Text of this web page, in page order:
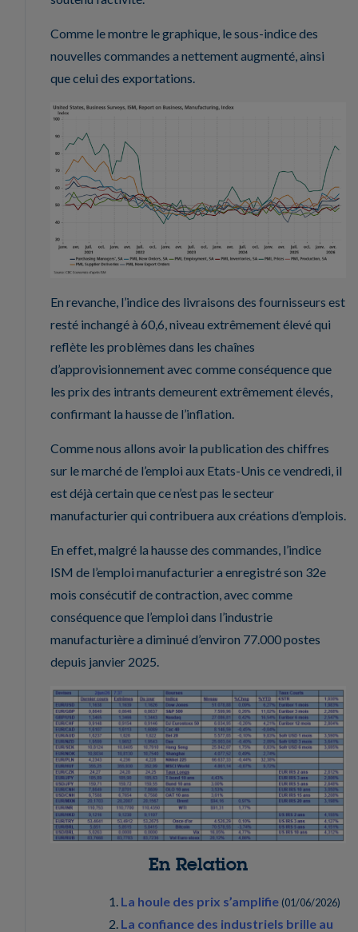
Comme le montre le graphique, le sous-indice des
nouvelles commandes a nettement augmenté, ainsi
que celui des exportations.
En revanche, l’indice des livraisons des fournisseurs est
resté inchangé à 60,6, niveau extrêmement élevé qui
reflète les problèmes dans les chaînes
d’approvisionnement avec comme conséquence que
les prix des intrants demeurent extrêmement élevés,
confirmant la hausse de l’inflation.
Comme nous allons avoir la publication des chiffres
sur le marché de l’emploi aux Etats-Unis ce vendredi, il
est déjà certain que ce n’est pas le secteur
manufacturier qui contribuera aux créations d’emplois.
En effet, malgré la hausse des commandes, l’indice
ISM de l’emploi manufacturier a enregistré son 32e
mois consécutif de contraction, avec comme
conséquence que l’emploi dans l’industrie
manufacturière a diminué d’environ 77.000 postes
depuis janvier 2025.
En Relation
La houle des prix s’amplifie (01/06/2026)
La confiance des industriels brille au